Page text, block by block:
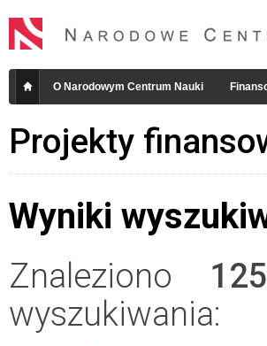
O Narodowym Centrum Nauki
Projekty
Wyniki
Znaleziono
wyszukiwania: